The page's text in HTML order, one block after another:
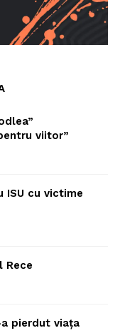
viitor”
ISU cu victime
Rece
pierdut viața